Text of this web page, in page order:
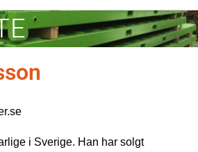
i Sverige. Han har solgt